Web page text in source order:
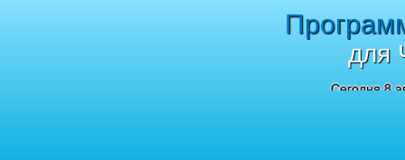
для
Сегодня 8